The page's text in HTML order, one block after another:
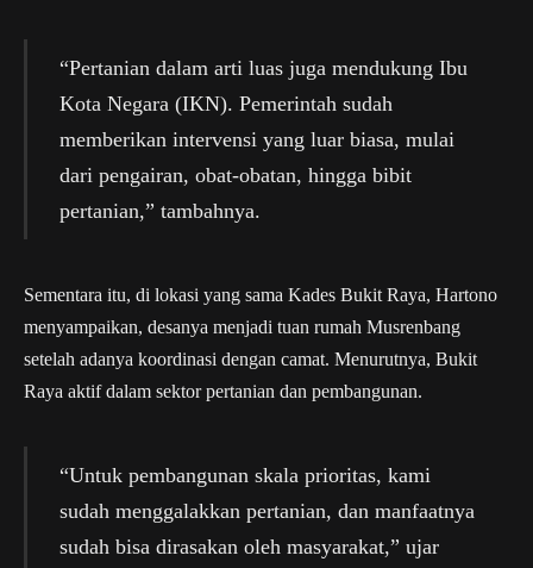
“Pertanian dalam arti luas juga mendukung Ibu
Kota Negara (IKN). Pemerintah sudah
memberikan intervensi yang luar biasa, mulai
dari pengairan, obat-obatan, hingga bibit
pertanian,” tambahnya.
Sementara itu, di lokasi yang sama Kades Bukit Raya, Hartono
menyampaikan, desanya menjadi tuan rumah Musrenbang
setelah adanya koordinasi dengan camat. Menurutnya, Bukit
Raya aktif dalam sektor pertanian dan pembangunan.
“Untuk pembangunan skala prioritas, kami
sudah menggalakkan pertanian, dan manfaatnya
sudah bisa dirasakan oleh masyarakat,” ujar